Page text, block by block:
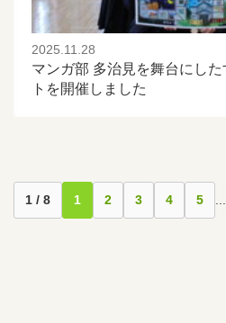
2025.11.28
マンガ部 多治見を舞台にし
トを開催しました
1 / 8 1 2 3 4 5 ...